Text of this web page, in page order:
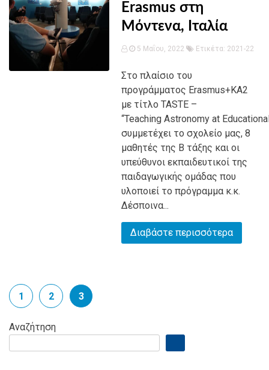
Erasmus στη
Μόντενα, Ιταλία
5 Μαΐου, 2022 Ετικέτα: 2021-22
Στο πλαίσιο του
προγράμματος Erasmus+KA2
με τίτλο TASTE –
“Teaching Astronomy at
συμμετέχει το σχολείο μας, 8
μαθητές της Β τάξης και οι
υπεύθυνοι εκπαιδευτικοί της
παιδαγωγικής ομάδας που
υλοποιεί το πρόγραμμα κ.κ.
Δέσποινα...
Διαβάστε περισσότερα
1 2 3
Αναζήτηση